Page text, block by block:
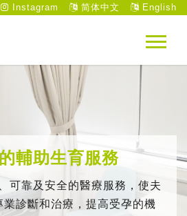
Instagram 简体中文 English
輔助生育服務
可靠及安全的醫療服務，使夫
診斷和治療，提高受孕的機